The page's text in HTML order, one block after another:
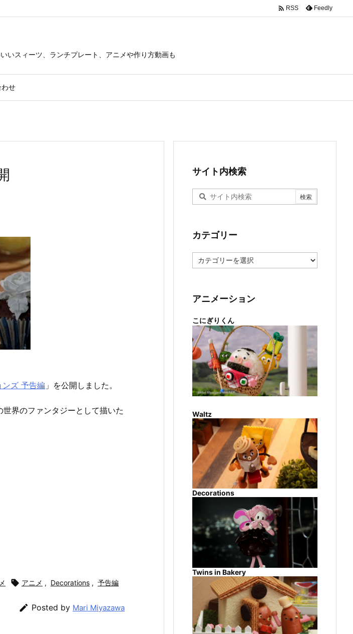
いスィーツ、ランチプレート、アニメや作り方動画も
わせ
 RSS Feedly
ンズ 予告編 」を公開しました。
界のファンタジーとして描いた
 アニメ , Decorations , 予告編
 Posted by Mari Miyazawa
サイト内検索
カテゴリー
テ
ー
アニメーション
こにぎりくん
Waltz
Decorations
Twins in Bakery